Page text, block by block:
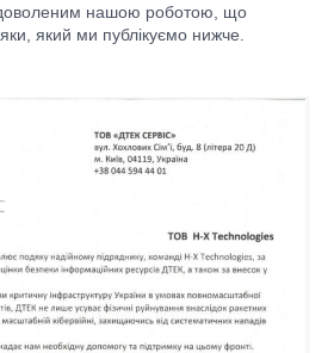
нашою роботою, що
який ми публікуємо нижче.